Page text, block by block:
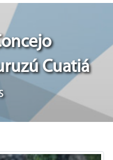
Cuatiá